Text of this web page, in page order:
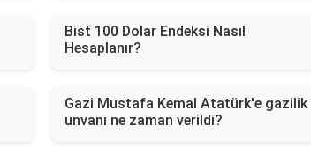
Bist 100 Dolar Endeksi Nasıl
Hesaplanır?
Gazi Mustafa Kemal Atatürk'e gazilik
unvanı ne zaman verildi?